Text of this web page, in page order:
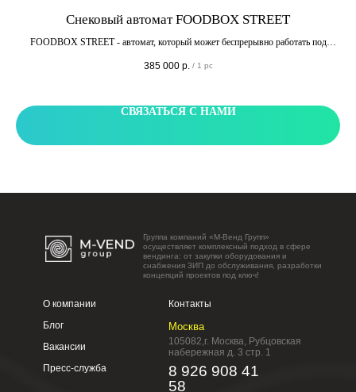
Снековый автомат FOODBOX STREET
FOODBOX STREET - автомат, который может беспрерывно работать под
FOODBOX зимой в парках, на остановках, на катках, в скверах или просто на
385 000 р. / 1 pc
СВЯЗАТЬСЯ С НАМИ
Группа компаний «М-Венд Групп»
осуществляет комплексный подход в сфере
вендинга: от закупки оборудования и
снабжения ЗИП до обслуживания, разработки
концепций проектов под ключ!
О компании
Блог
Вакансии
Пресс-служба
Контакты
Москва
105082,г. Москва, Рубцовская
набережная д. 3 стр. 1
8 926 908 41
58